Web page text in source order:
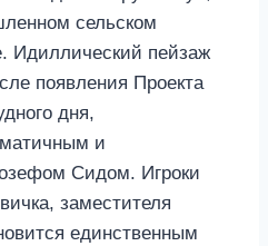
сельском
Идиллический пейзаж
появления Проекта
дня,
и
Сидом. Игроки
заместителя
единственным